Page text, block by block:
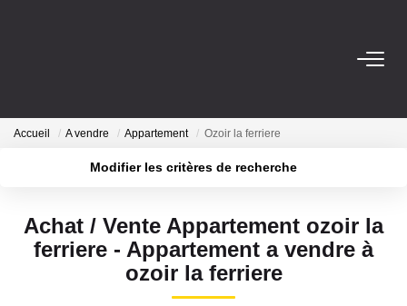
NOTRE AGENCE
Accueil A vendre Appartement Ozoir la ferriere
Modifier les critères de recherche
Type de bien
Budget max Plus de critères
Achat / Vente Appartement ozoir la
ferriere - Appartement a vendre à
ozoir la ferriere